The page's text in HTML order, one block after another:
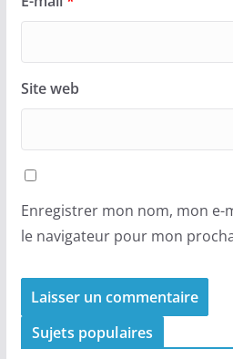
Site web
Enregistrer mon nom, mon e-
le navigateur pour mon
Sujets populaires